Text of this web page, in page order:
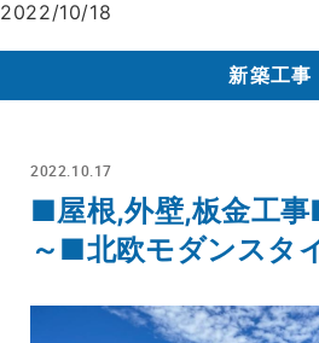
2022/10/18
新築工事
2022.10.17
■屋根,外壁,板金工
～■北欧モダンスタ